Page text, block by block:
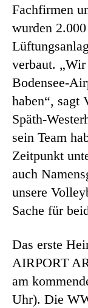
Fachfirmen
wurden
verbaut.
Bodensee-
haben“, sagt
Späth-
sein Team
Zeitpunkt
auch
unsere
Sache für
Das erste
AIRPORT
am
Uhr). Die